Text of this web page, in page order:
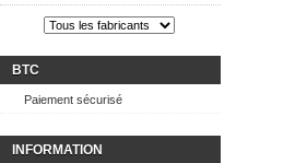
BTC
Paiement sécurisé
INFORMATION